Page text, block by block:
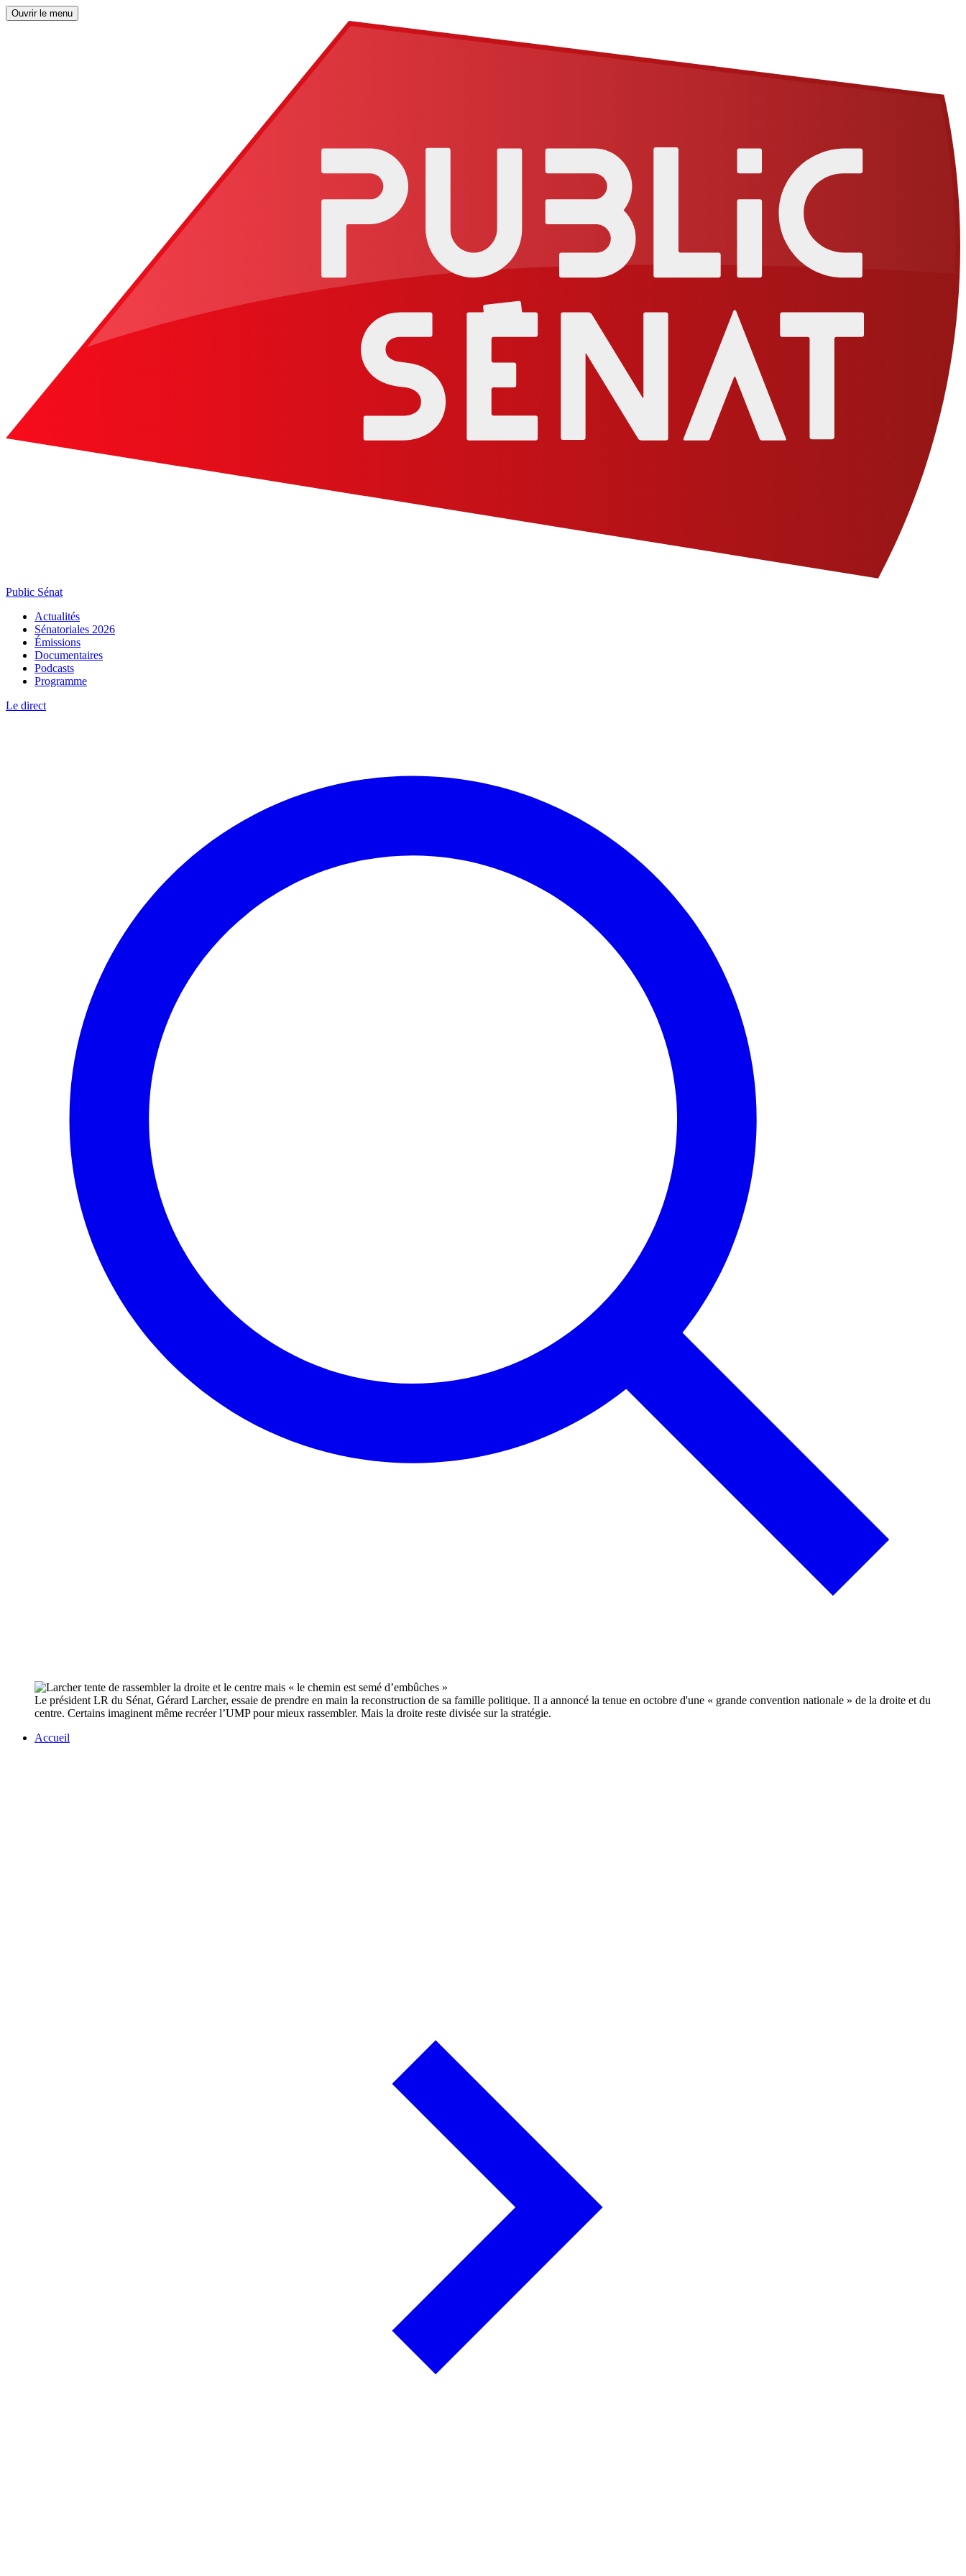
Ouvrir le menu
Public Sénat
Actualités
Sénatoriales 2026
Émissions
Documentaires
Podcasts
Programme
Le direct
Le président LR du Sénat, Gérard Larcher, essaie de prendre en main la reconstruction de sa famille politique. Il a annoncé la tenue en octobre d'une « grande convention nationale » de la droite et du
centre. Certains imaginent même recréer l’UMP pour mieux rassembler. Mais la droite reste divisée sur la stratégie.
Accueil